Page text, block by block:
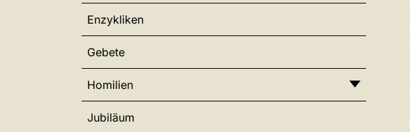
Enzykliken
Gebete
Homilien
Jubiläum